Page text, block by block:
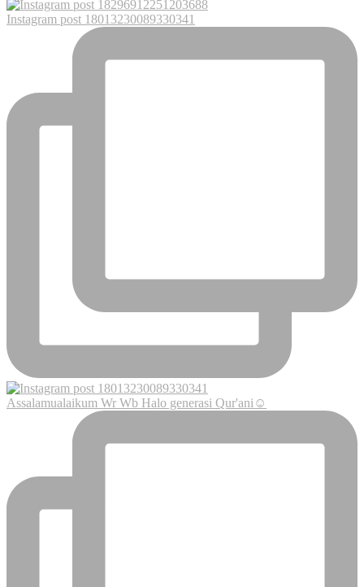
Instagram post 18013230089330341
Assalamualaikum Wr Wb Halo generasi Qur'ani☺️